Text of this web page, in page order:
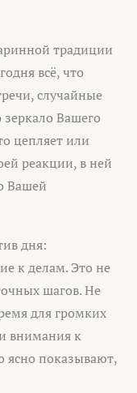
традиции
всё, что
случайные
Вашего
цепляет или
реакции, в ней
Вашей
дня:
к делам. Это не
шагов. Не
для громких
внимания к
ясно показывают,